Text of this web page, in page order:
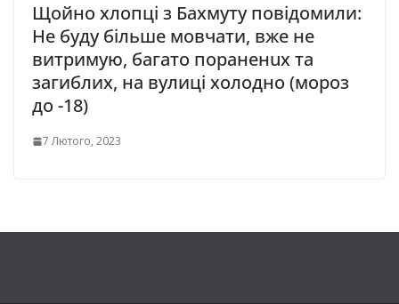
Щойно хлопці з Бахмуту повідомили:
Не буду більше мовчати, вже не
витримую, багато пораненuх та
загиблих, на вулиці холодно (мороз
до -18)
7 Лютого, 2023